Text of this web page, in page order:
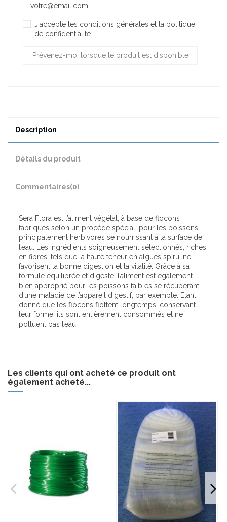
J'accepte les conditions générales et la politique
de confidentialité
Description
Détails du produit
Commentaires(0)
Sera Flora est l’aliment végétal, à base de flocons
fabriqués selon un procédé spécial, pour les poissons
principalement herbivores se nourrissant à la surface de
l’eau. Les ingrédients soigneusement sélectionnés, riches
en fibres, tels que la haute teneur en algues spiruline,
favorisent la bonne digestion et la vitalité. Grâce à sa
formule équilibrée et digeste, l’aliment est également
bien approprié pour les poissons faibles se récupérant
d’une maladie de l’appareil digestif, par exemple. Etant
donné que les flocons flottent longtemps, conservant
leur forme, ils sont entièrement consommés et ne
polluent pas l’eau.
Les clients qui ont acheté ce produit ont
également acheté...